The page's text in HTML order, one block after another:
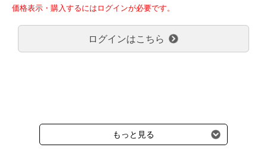
ご了承のほどよろしくお願い致します。
弊社都合でお届けが２回以上に分かれる場合の送料負担は、１回分
のみで新たな送料は発生しません。
大型商品送料が必要な商品をご注文の場合は、大型商品送料のみご
負担頂きます。
受けます。
価格表示・購入するにはログインが必要です。
ログインはこちら
もっと見る